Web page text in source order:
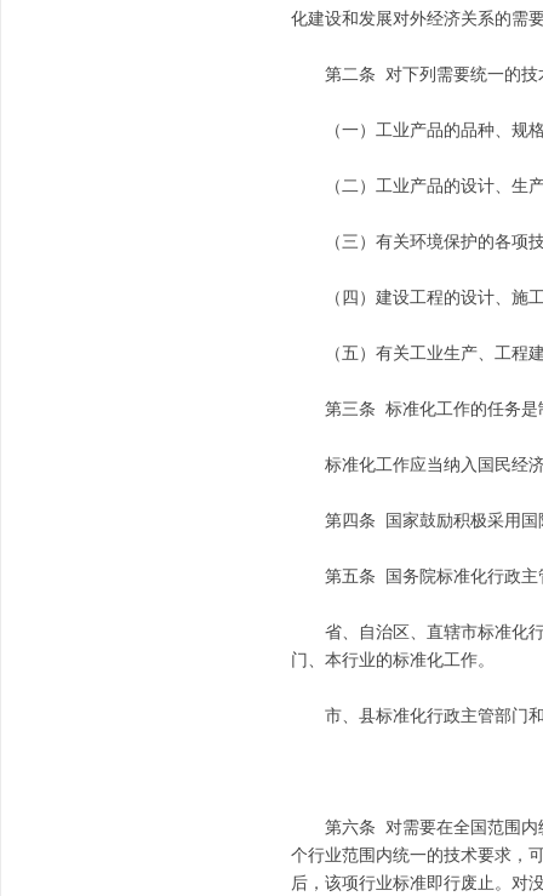
化建设和发展对外经济关系的需
第二条 对下列需要统一的技
（一）工业产品的品种、规格
（二）工业产品的设计、生产
（三）有关环境保护的各项技
（四）建设工程的设计、施工
（五）有关工业生产、工程建
第三条 标准化工作的任务是
标准化工作应当纳入国民经济
第四条 国家鼓励积极采用国
第五条 国务院标准化行政主管
省、自治区、直辖市标准化行
门、本行业的标准化工作。
市、县标准化行政主管部门和
第六条 对需要在全国范围内统
个行业范围内统一的技术要求，
后，该项行业标准即行废止。对